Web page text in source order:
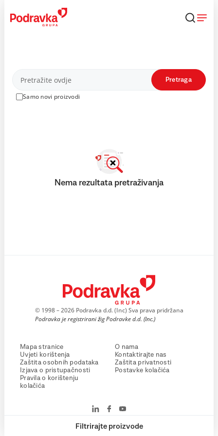
content
Proizvodi
Samo novi proizvodi
Pretraga
Filtrirajte proizvode
Nema rezultata pretraživanja
© 1998 – 2026 Podravka d.d. (Inc) Sva prava pridržana
Podravka je registrirani žig Podravke d.d. (Inc.)
Mapa stranice
Uvjeti korištenja
Zaštita osobnih podataka
Izjava o pristupačnosti
Pravila o korištenju
kolačića
O nama
Kontaktirajte nas
Zaštita privatnosti
Postavke kolačića